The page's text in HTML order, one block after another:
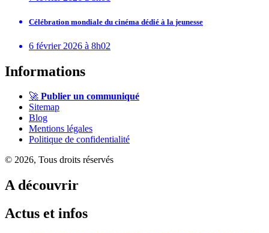
Célébration mondiale du cinéma dédié à la jeunesse
6 février 2026 à 8h02
Informations
🚀 Publier un communiqué
Sitemap
Blog
Mentions légales
Politique de confidentialité
© 2026, Tous droits réservés
A découvrir
Actus et infos